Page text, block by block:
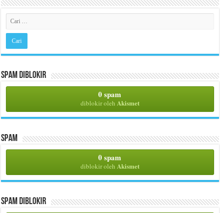
Spam Diblokir
0 spam
diblokir oleh Akismet
Spam
0 spam
diblokir oleh Akismet
Spam Diblokir